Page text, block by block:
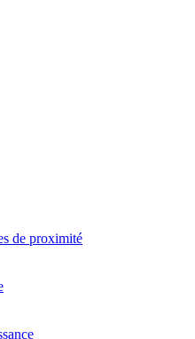
de proximité